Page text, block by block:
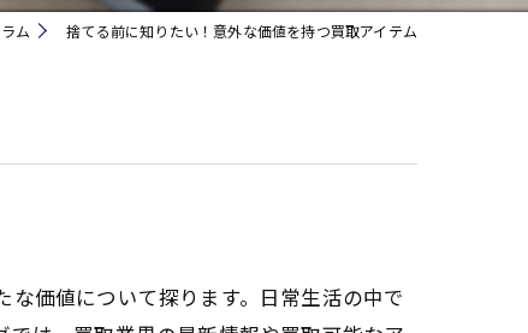
整理・終活
ム 捨てる前に知りたい！意外な価値を持つ買取アイテム
価値について探ります。日常生活の中で